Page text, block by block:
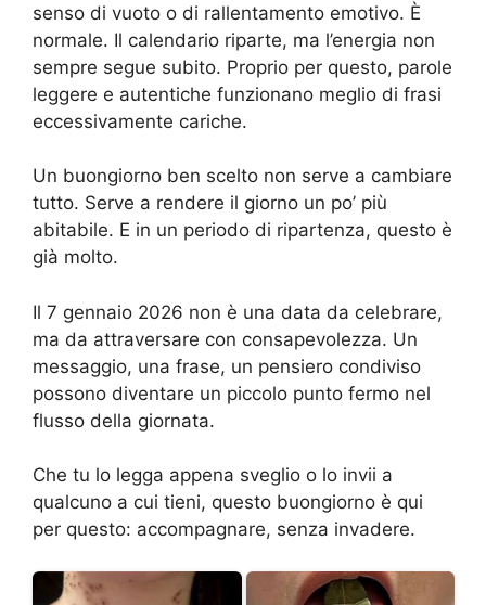
senso di vuoto o di rallentamento emotivo. È
normale. Il calendario riparte, ma l’energia non
sempre segue subito. Proprio per questo, parole
leggere e autentiche funzionano meglio di frasi
eccessivamente cariche.
Un buongiorno ben scelto non serve a cambiare
tutto. Serve a rendere il giorno un po’ più
abitabile. E in un periodo di ripartenza, questo è
già molto.
Il 7 gennaio 2026 non è una data da celebrare,
ma da attraversare con consapevolezza. Un
messaggio, una frase, un pensiero condiviso
possono diventare un piccolo punto fermo nel
flusso della giornata.
Che tu lo legga appena sveglio o lo invii a
qualcuno a cui tieni, questo buongiorno è qui
per questo: accompagnare, senza invadere.